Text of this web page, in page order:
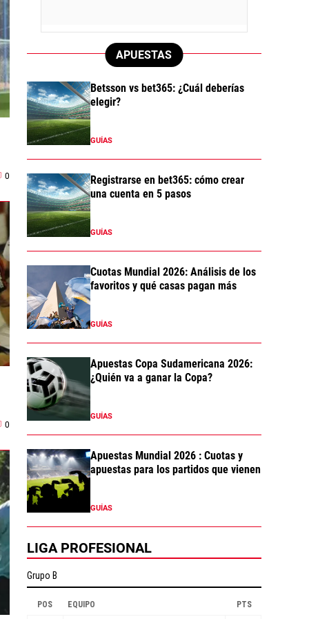
0
0
APUESTAS
Betsson vs bet365: ¿Cuál deberías
elegir?
GUÍAS
Registrarse en bet365: cómo crear
una cuenta en 5 pasos
GUÍAS
Cuotas Mundial 2026: Análisis de los
favoritos y qué casas pagan más
GUÍAS
Apuestas Copa Sudamericana 2026:
¿Quién va a ganar la Copa?
GUÍAS
Apuestas Mundial 2026 : Cuotas y
apuestas para los partidos que vienen
GUÍAS
LIGA PROFESIONAL